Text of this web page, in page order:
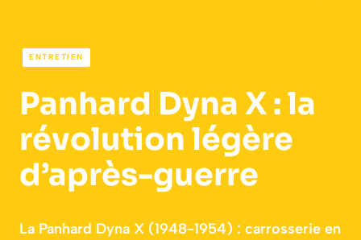
ENTRETIEN
Panhard Dyna X : la
révolution légère
d’après-guerre
La Panhard Dyna X (1948-1954) : carrosserie en